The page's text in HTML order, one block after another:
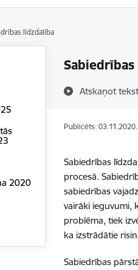
līdzdalība
Atskaņot
2020
Publicēts: 03.11.2020.
Sabiedrības
procesā.
sabiedrības
vairāki ieguvumi,
problēma, tiek
ka izstrādātie
Sabiedrības